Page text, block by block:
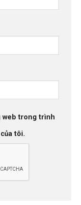
web trong trình
tôi.